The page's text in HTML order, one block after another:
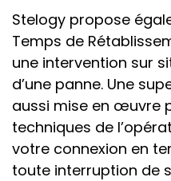
Stelogy propose
Temps de
une intervention sur
d’une panne. Une
aussi mise en œuvre
techniques de
votre connexion en
toute interruption de